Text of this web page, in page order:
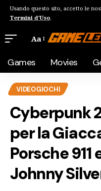
Usando questo sito, accetto le
Termini d'Uso.
Aa
Games Movies
VIDEOGIOCHI
Cyberpunk
per la
Porsche
Johnny